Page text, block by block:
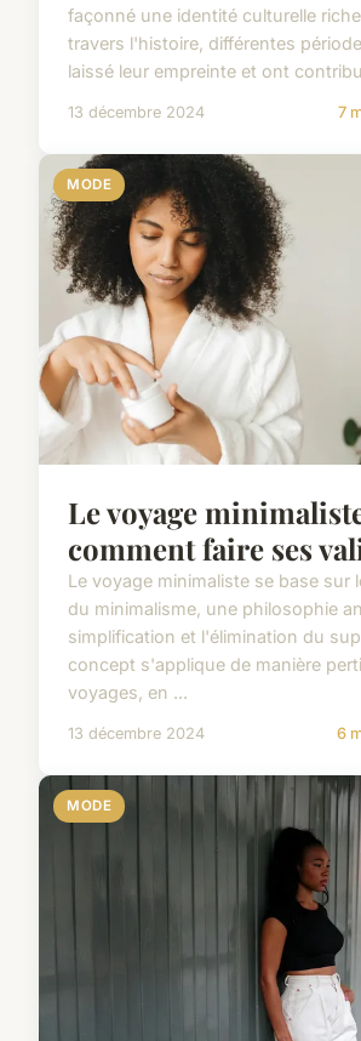
façonné une identité culturelle
travers l'histoire, différentes
laissé leur empreinte et ont
13 décembre 2024 7
MODE
Le voyage
comment faire ses
Le voyage minimaliste se base sur
du minimalisme, une philosophie
simplification et l'élimination du
concept s'applique de manière
voyages, en ...
13 décembre 2024 6
MODE